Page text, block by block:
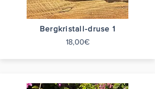
Bergkristall-druse 1
18,00€